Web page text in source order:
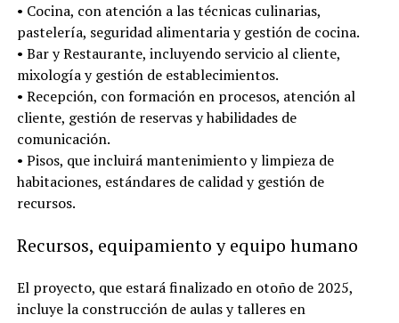
• Cocina, con atención a las técnicas culinarias,
pastelería, seguridad alimentaria y gestión de cocina.
• Bar y Restaurante, incluyendo servicio al cliente,
mixología y gestión de establecimientos.
• Recepción, con formación en procesos, atención al
cliente, gestión de reservas y habilidades de
comunicación.
• Pisos, que incluirá mantenimiento y limpieza de
habitaciones, estándares de calidad y gestión de
recursos.
Recursos, equipamiento y equipo humano
El proyecto, que estará finalizado en otoño de 2025,
incluye la construcción de aulas y talleres en